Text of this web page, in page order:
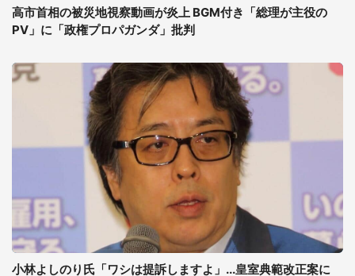
高市首相の被災地視察動画が炎上 BGM付き「総理が主役の
PV」に「政権プロパガンダ」批判
小林よしのり氏「ワシは提訴しますよ」...皇室典範改正案に